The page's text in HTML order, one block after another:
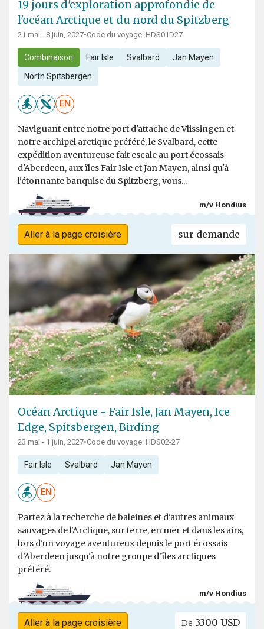
19 jours d'exploration approfondie de
l'océan Arctique et du nord du Spitzberg
21 mai - 8 juin, 2027•Code du voyage: HDS01D27
Combinaison Fair Isle Svalbard Jan Mayen
North Spitsbergen
EN
Naviguant entre notre port d'attache de Vlissingen et
notre archipel arctique préféré, le Svalbard, cette
expédition aventureuse fait escale au port écossais
d'Aberdeen, aux îles Fair Isle et Jan Mayen, ainsi qu'à
l'étonnante banquise du Spitzberg, vous...
m/v Hondius
Aller à la page croisière sur demande
Océan Arctique - Fair Isle, Jan Mayen, Ice
Edge, Spitsbergen, Birding
23 mai - 1 juin, 2027•Code du voyage: HDS02-27
Fair Isle Svalbard Jan Mayen
EN
Partez à la recherche de baleines et d'autres animaux
sauvages de l'Arctique, sur terre, en mer et dans les airs,
lors d'un voyage aventureux depuis le port écossais
d'Aberdeen jusqu'à notre groupe d'îles arctiques
préféré.
m/v Hondius
Aller à la page croisière De 3300 USD